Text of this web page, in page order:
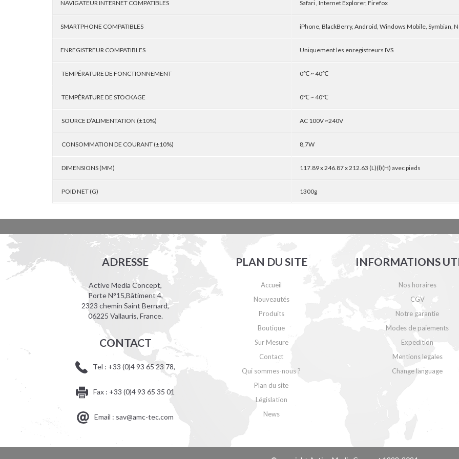
NAVIGATEUR INTERNET COMPATIBLES Safari , Internet Explorer, Firefox
SMARTPHONE COMPATIBLES iPhone, BlackBerry, Android, Windows Mobile, Symbian,
ENREGISTREUR COMPATIBLES Uniquement les enregistreurs IVS
TEMPÉRATURE DE FONCTIONNEMENT 0℃ ~ 40℃
TEMPÉRATURE DE STOCKAGE 0℃ ~ 40℃
SOURCE D’ALIMENTATION (±10%) AC 100V ~240V
CONSOMMATION DE COURANT (±10%) 8,7W
DIMENSIONS (MM) 117.89 x 246.87 x 212.63 (L)(l)(H) avec pieds
POID NET (G) 1300g
ADRESSE
Active Media Concept,
Porte N°15,Bâtiment 4,
2323 chemin Saint Bernard,
06225 Vallauris, France.
CONTACT
Tel : +33 (0)4 93 65 23 78,
Fax : +33 (0)4 93 65 35 01
Email : sav@amc-tec.com
PLAN DU SITE
Accueil
Nouveautés
Produits
Boutique
Sur Mesure
Contact
Qui sommes-nous ?
Plan du site
Législation
News
INFORMATIONS
Nos horaires
CGV
Notre garantie
Modes de paiements
Expedition
Mentions legales
Change language